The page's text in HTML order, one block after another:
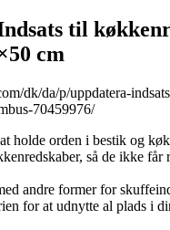
til
cm
dk/da/p/uppdatera-
70459976/
holde orden i bestik og
så de ikke får
andre former for
for at udnytte al plads i